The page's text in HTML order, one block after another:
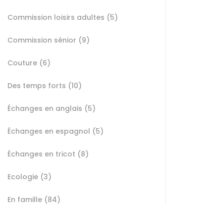
Commission loisirs adultes (5)
Commission sénior (9)
Couture (6)
Des temps forts (10)
Échanges en anglais (5)
Échanges en espagnol (5)
Échanges en tricot (8)
Ecologie (3)
En famille (84)